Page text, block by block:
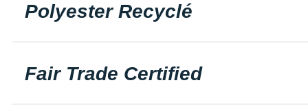
Polyester Recyclé
Fair Trade Certified